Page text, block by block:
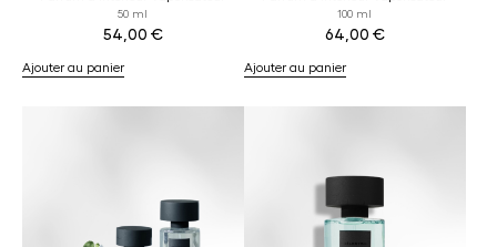
50 ml
54,00 €
Ajouter au panier
100 ml
64,00 €
Ajouter au panier